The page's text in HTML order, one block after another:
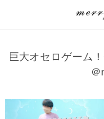
巨大オセロゲーム
＠
埼玉県
merry attic ミュージッククラス